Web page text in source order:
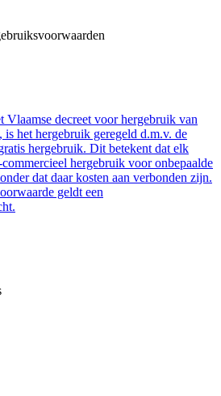
Vlaamse decreet voor hergebruik van
het hergebruik geregeld d.m.v. de
hergebruik. Dit betekent dat elk
hergebruik voor onbepaalde
dat daar kosten aan verbonden zijn.
geldt een